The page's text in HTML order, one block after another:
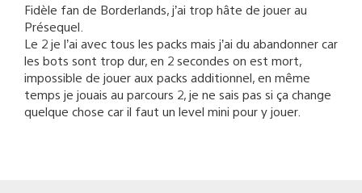
Fidèle fan de Borderlands, j’ai trop hâte de jouer au
Présequel.
Le 2 je l’ai avec tous les packs mais j’ai du abandonner car
les bots sont trop dur, en 2 secondes on est mort,
impossible de jouer aux packs additionnel, en même
temps je jouais au parcours 2, je ne sais pas si ça change
quelque chose car il faut un level mini pour y jouer.